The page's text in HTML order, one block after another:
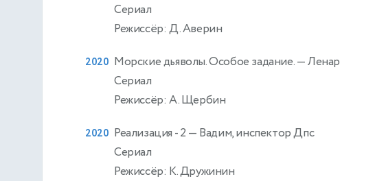
Сериал
Режиссёр: Д. Аверин
2020 Морские дьяволы. Особое задание.— Ленар
Сериал
Режиссёр: А. Щербин
2020 Реализация - 2 — Вадим, инспектор Дпс
Сериал
Режиссёр: К. Дружинин